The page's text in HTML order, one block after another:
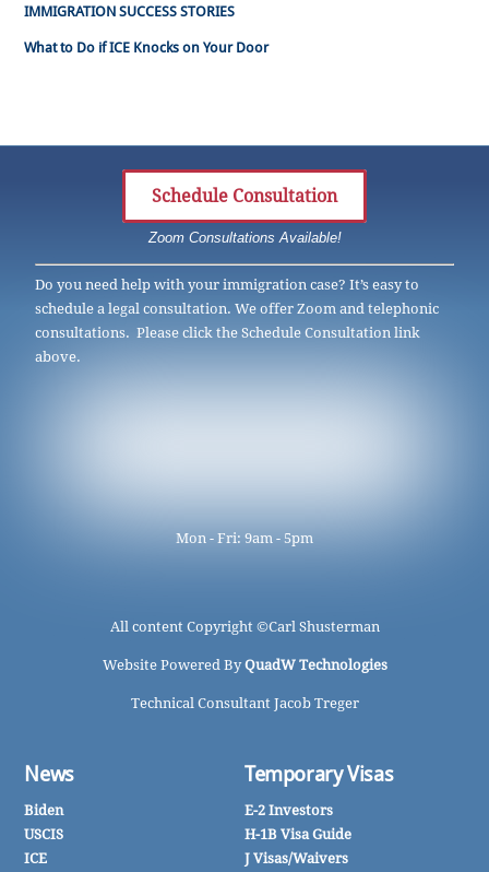
IMMIGRATION SUCCESS STORIES
What to Do if ICE Knocks on Your Door
Schedule Consultation
Zoom Consultations Available!
Do you need help with your immigration case? It’s easy to
schedule a legal consultation. We offer Zoom and telephonic
consultations. Please click the Schedule Consultation link
above.
Mon - Fri: 9am - 5pm
All content Copyright ©Carl Shusterman
Website Powered ByQuadW Technologies
Technical Consultant Jacob Treger
News
Biden
USCIS
ICE
Temporary Visas
E-2 Investors
H-1B Visa Guide
J Visas/Waivers